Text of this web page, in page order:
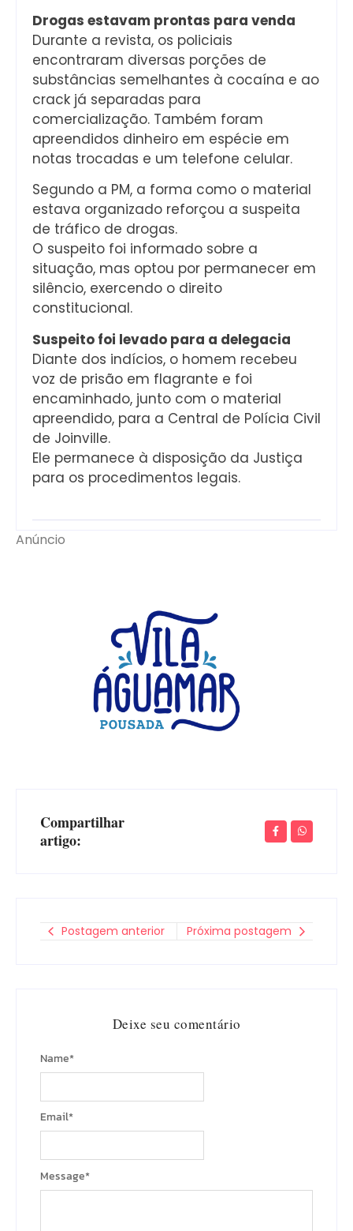
Drogas estavam prontas para venda
Durante a revista, os policiais
encontraram diversas porções de
substâncias semelhantes à cocaína e ao
crack já separadas para
comercialização. Também foram
apreendidos dinheiro em espécie em
notas trocadas e um telefone celular.
Segundo a PM, a forma como o material
estava organizado reforçou a suspeita
de tráfico de drogas.
O suspeito foi informado sobre a
situação, mas optou por permanecer em
silêncio, exercendo o direito
constitucional.
Suspeito foi levado para a delegacia
Diante dos indícios, o homem recebeu
voz de prisão em flagrante e foi
encaminhado, junto com o material
apreendido, para a Central de Polícia Civil
de Joinville.
Ele permanece à disposição da Justiça
para os procedimentos legais.
Anúncio
Compartilhar
artigo:
Postagem anterior Próxima postagem
Deixe seu comentário
Message*
Name*
Email*